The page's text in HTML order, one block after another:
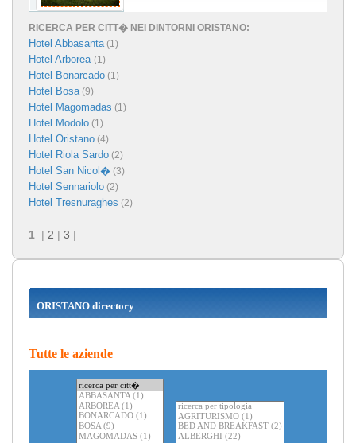
RICERCA PER CITT� NEI DINTORNI ORISTANO:
Hotel Abbasanta(1)
Hotel Arborea (1)
Hotel Bonarcado (1)
Hotel Bosa(9)
Hotel Magomadas (1)
Hotel Modolo (1)
Hotel Oristano (4)
Hotel Riola Sardo (2)
Hotel San Nicol� (3)
Hotel Sennariolo (2)
Hotel Tresnuraghes (2)
1 | 2 | 3 |
ORISTANO directory
Tutte le aziende